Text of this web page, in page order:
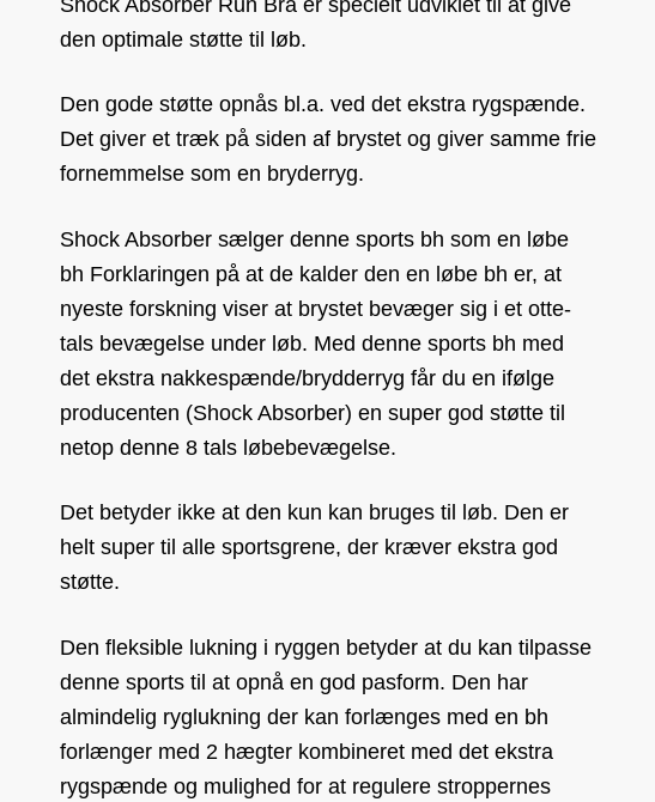
Shock Absorber Run Bra er specielt udviklet til at give
den optimale støtte til løb.
Den gode støtte opnås bl.a. ved det ekstra rygspænde.
Det giver et træk på siden af brystet og giver samme frie
fornemmelse som en bryderryg.
Shock Absorber sælger denne sports bh som en løbe
bh Forklaringen på at de kalder den en løbe bh er, at
nyeste forskning viser at brystet bevæger sig i et otte-
tals bevægelse under løb. Med denne sports bh med
det ekstra nakkespænde/brydderryg får du en ifølge
producenten (Shock Absorber) en super god støtte til
netop denne 8 tals løbebevægelse.
Det betyder ikke at den kun kan bruges til løb. Den er
helt super til alle sportsgrene, der kræver ekstra god
støtte.
Den fleksible lukning i ryggen betyder at du kan tilpasse
denne sports til at opnå en god pasform. Den har
almindelig ryglukning der kan forlænges med en bh
forlænger med 2 hægter kombineret med det ekstra
rygspænde og mulighed for at regulere stroppernes